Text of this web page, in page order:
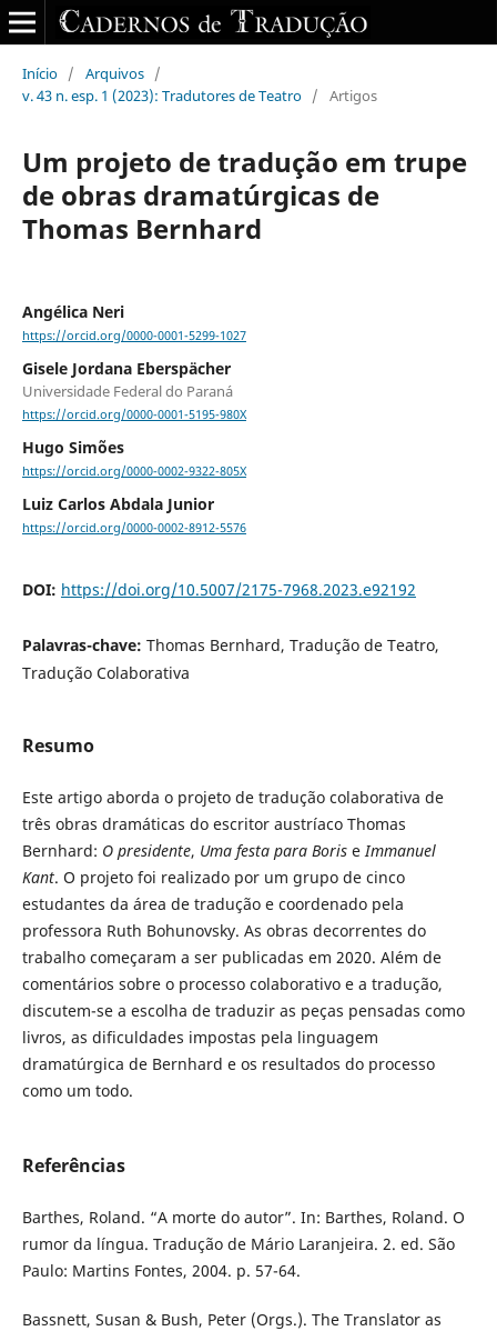
Início / Arquivos /
v. 43 n. esp. 1 (2023): Tradutores de Teatro / Artigos
Um projeto de tradução em trupe
de obras dramatúrgicas de
Thomas Bernhard
Angélica Neri
https://orcid.org/0000-0001-5299-1027
Gisele Jordana Eberspächer
Universidade Federal do Paraná
https://orcid.org/0000-0001-5195-980X
Hugo Simões
https://orcid.org/0000-0002-9322-805X
Luiz Carlos Abdala Junior
https://orcid.org/0000-0002-8912-5576
DOI: https://doi.org/10.5007/2175-7968.2023.e92192
Palavras-chave: Thomas Bernhard, Tradução de Teatro,
Tradução Colaborativa
Resumo
Este artigo aborda o projeto de tradução colaborativa de
três obras dramáticas do escritor austríaco Thomas
Bernhard: O presidente, Uma festa para Borise Immanuel
Kant. O projeto foi realizado por um grupo de cinco
estudantes da área de tradução e coordenado pela
professora Ruth Bohunovsky. As obras decorrentes do
trabalho começaram a ser publicadas em 2020. Além de
comentários sobre o processo colaborativo e a tradução,
discutem-se a escolha de traduzir as peças pensadas como
livros, as dificuldades impostas pela linguagem
dramatúrgica de Bernhard e os resultados do processo
como um todo.
Referências
Barthes, Roland. “A morte do autor”. In: Barthes, Roland. O
rumor da língua. Tradução de Mário Laranjeira. 2. ed. São
Paulo: Martins Fontes, 2004. p. 57-64.
Bassnett, Susan & Bush, Peter (Orgs.). The Translator as